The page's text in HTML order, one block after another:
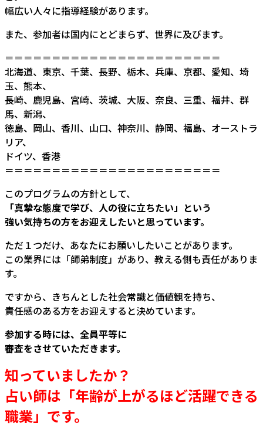
幅広い人々に指導経験があります。
また、参加者は国内にとどまらず、世界に及びます。
＝＝＝＝＝＝＝＝＝＝＝＝＝＝＝＝＝＝＝＝＝＝＝
北海道、東京、千葉、長野、栃木、兵庫、京都、愛知、埼
玉、熊本、
長崎、鹿児島、宮崎、茨城、大阪、奈良、三重、福井、群
馬、新潟、
徳島、岡山、香川、山口、神奈川、静岡、福島、オーストラ
リア、
ドイツ、香港
＝＝＝＝＝＝＝＝＝＝＝＝＝＝＝＝＝＝＝＝＝＝＝
このプログラムの方針として、
「真摯な態度で学び、人の役に立ちたい」という
強い気持ちの方をお迎えしたいと思っています。
ただ１つだけ、あなたにお願いしたいことがあります。
この業界には「師弟制度」があり、教える側も責任がありま
す。
ですから、きちんとした社会常識と価値観を持ち、
責任感のある方をお迎えすると決めています。
参加する時には、全員平等に
審査をさせていただきます。
知っていましたか？
占い師は「年齢が上がるほど活躍できる
職業」です。